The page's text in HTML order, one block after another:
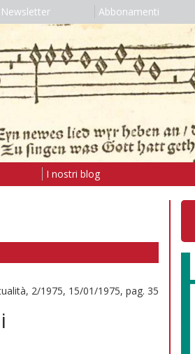
Newsletter Abbonamenti
I nostri blog
2/1975, 15/01/1975, pag. 35